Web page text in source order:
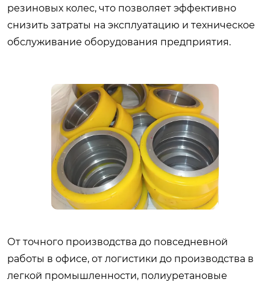
резиновых колес, что позволяет эффективно
снизить затраты на эксплуатацию и техническое
обслуживание оборудования предприятия.
От точного производства до повседневной
работы в офисе, от логистики до производства в
легкой промышленности, полиуретановые